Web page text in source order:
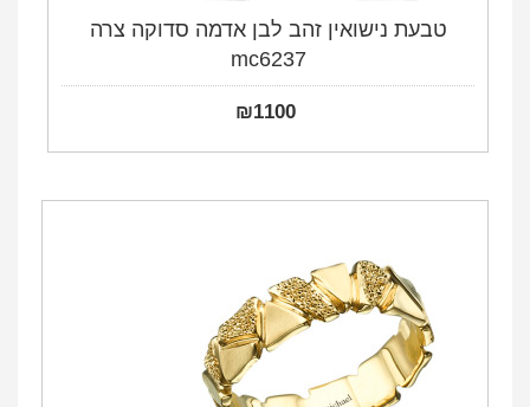
טבעת נישואין זהב לבן אדמה סדוקה צרה
mc6237
₪1100